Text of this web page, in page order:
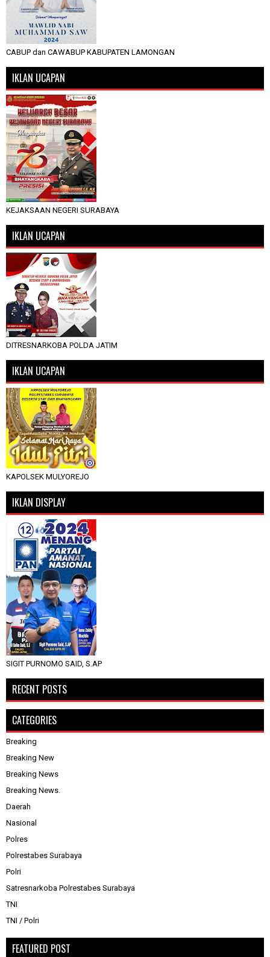
CABUP dan CAWABUP KABUPATEN LAMONGAN
IKLAN UCAPAN
KEJAKSAAN NEGERI SURABAYA
IKLAN UCAPAN
DITRESNARKOBA POLDA JATIM
IKLAN UCAPAN
KAPOLSEK MULYOREJO
IKLAN DISPLAY
SIGIT PURNOMO SAID, S.AP
RECENT POSTS
CATEGORIES
Breaking
Breaking New
Breaking News
Breaking News.
Daerah
Nasional
Polres
Polrestabes Surabaya
Polri
Satresnarkoba Polrestabes Surabaya
TNI
TNI / Polri
FEATURED POST